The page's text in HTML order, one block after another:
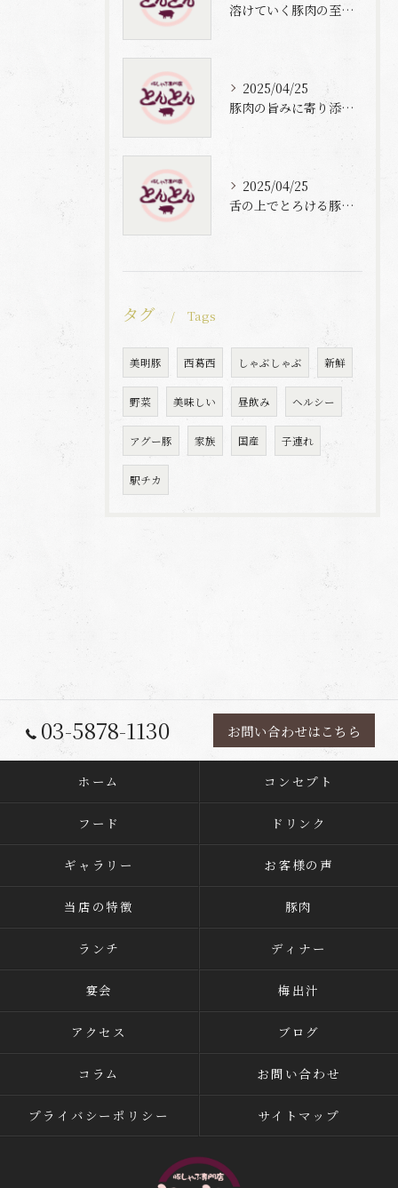
溶けていく豚肉の至福体験
2025/04/25
豚肉の旨みに寄り添う自家製梅出汁の魅力
2025/04/25
舌の上でとろける豚肉と自家製梅出汁の魅力
タグ Tags
美明豚 西葛西 しゃぶしゃぶ 新鮮
野菜 美味しい 昼飲み ヘルシー
アグー豚 家族 国産 子連れ
駅チカ
03-5878-1130 お問い合わせはこちら
ホーム コンセプト
フード ドリンク
ギャラリー お客様の声
当店の特徴 豚肉
ランチ ディナー
宴会 梅出汁
アクセス ブログ
コラム お問い合わせ
プライバシーポリシー サイトマップ